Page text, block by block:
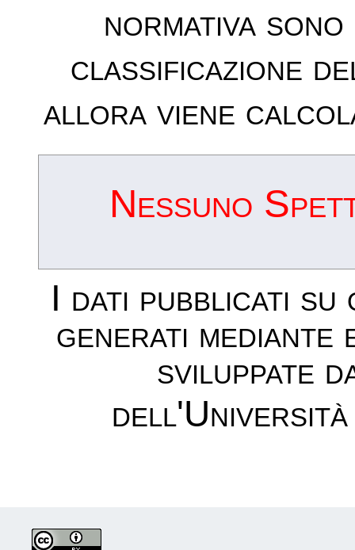
normativa
classificazione
allora viene
Nessuno
I dati pubblicati su
generati mediante
sviluppate